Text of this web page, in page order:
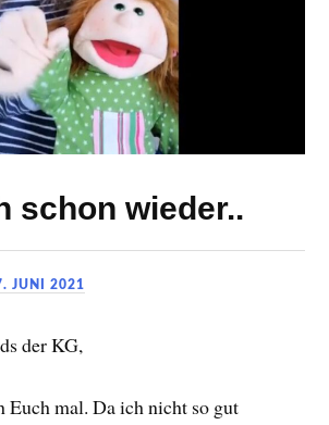
schon wieder..
JUNI 2021
der KG,
Euch mal. Da ich nicht so gut